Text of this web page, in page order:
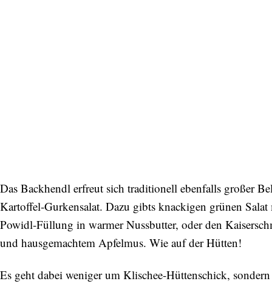
Das Backhendl erfreut sich traditionell ebenfalls großer
Kartoffel‑Gurkensalat. Dazu gibts knackigen grünen
Powidl‑Füllung in warmer Nussbutter, oder den
und hausgemachtem Apfelmus. Wie auf der Hütten!
Es geht dabei weniger um Klischee‑Hüttenschick,